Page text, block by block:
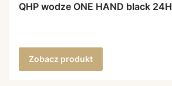
QHP wodze ONE HAND black 24H
Zobacz produkt